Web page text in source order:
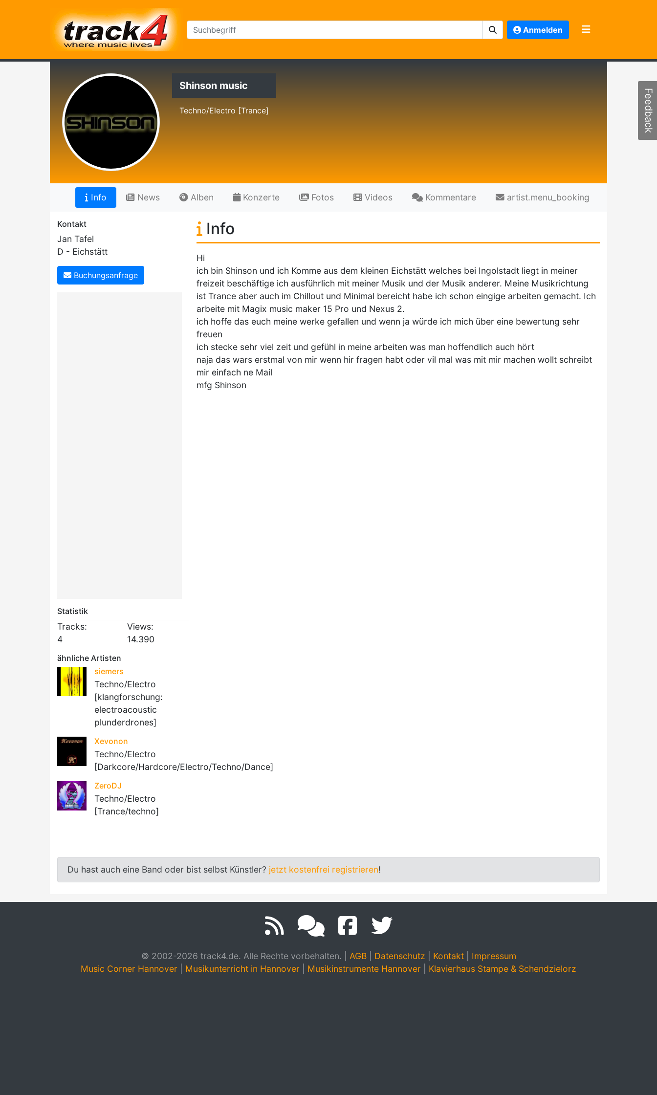
Anmelden
Shinson music
Techno/Electro [Trance]
Info News Alben Konzerte Fotos Videos Kommentare artist.menu_booking
Kontakt
Jan Tafel
D - Eichstätt
Buchungsanfrage
Statistik
Tracks:
4
Views:
14.390
ähnliche Artisten
siemers
Techno/Electro
[klangforschung:
electroacoustic
plunderdrones]
Xevonon
Techno/Electro
[Darkcore/Hardcore/Electro/Techno/Dance]
ZeroDJ
Techno/Electro
[Trance/techno]
Info
Hi
ich bin Shinson und ich Komme aus dem kleinen Eichstätt welches bei Ingolstadt liegt in meiner
freizeit beschäftige ich ausführlich mit meiner Musik und der Musik anderer. Meine Musikrichtung
ist Trance aber auch im Chillout und Minimal bereicht habe ich schon eingige arbeiten gemacht. Ich
arbeite mit Magix music maker 15 Pro und Nexus 2.
ich hoffe das euch meine werke gefallen und wenn ja würde ich mich über eine bewertung sehr
freuen
ich stecke sehr viel zeit und gefühl in meine arbeiten was man hoffendlich auch hört
naja das wars erstmal von mir wenn hir fragen habt oder vil mal was mit mir machen wollt schreibt
mir einfach ne Mail
mfg Shinson
Du hast auch eine Band oder bist selbst Künstler? jetzt kostenfrei registrieren!
© 2002-2026 track4.de. Alle Rechte vorbehalten. AGB| Datenschutz Kontakt| Impressum
Music Corner Hannover
Musikunterricht in Hannover Musikinstrumente Hannover Klavierhaus Stampe & Schendzielorz
Feedback